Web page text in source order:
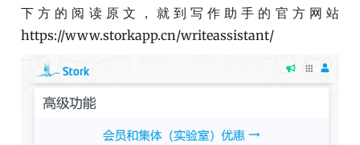
下方的阅读原文，就到写作助手的官方网站
https://www.storkapp.cn/writeassistant/